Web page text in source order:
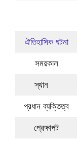
ঐতিহাসিক ঘটনা
সময়কাল
স্থান
প্রধান ব্যক্তিত্ব
প্রেক্ষাপট